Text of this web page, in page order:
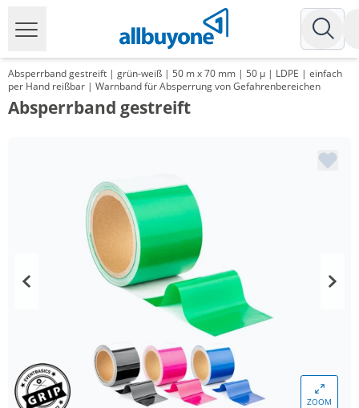
Absperrband gestreift | grün-weiß | 50 m x 70 mm | 50 µ | LDPE | einfach
per Hand reißbar | Warnband für Absperrung von Gefahrenbereichen
Absperrband gestreift
ZOOM
Menge Preis